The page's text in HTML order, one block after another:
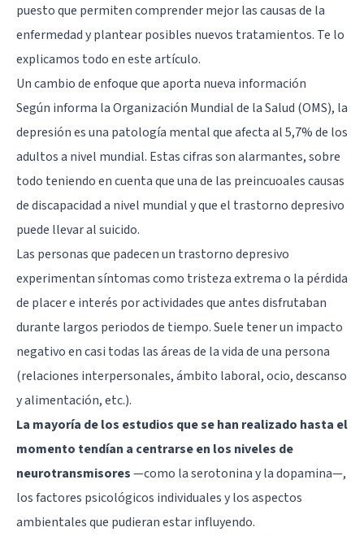
puesto que permiten comprender mejor las causas de la
enfermedad y plantear posibles nuevos tratamientos. Te lo
explicamos todo en este artículo.
Un cambio de enfoque que aporta nueva información
Según informa la Organización Mundial de la Salud (OMS), la
depresión es una patología mental que afecta al 5,7% de los
adultos a nivel mundial. Estas cifras son alarmantes, sobre
todo teniendo en cuenta que una de las preincuoales causas
de discapacidad a nivel mundial y que el trastorno depresivo
puede llevar al suicido.
Las personas que padecen un trastorno depresivo
experimentan síntomas como tristeza extrema o la pérdida
de placer e interés por actividades que antes disfrutaban
durante largos periodos de tiempo. Suele tener un impacto
negativo en casi todas las áreas de la vida de una persona
(relaciones interpersonales, ámbito laboral, ocio, descanso
y alimentación, etc.).
La mayoría de los estudios que se han realizado hasta el
momento tendían a centrarse en los niveles de
neurotransmisores—como la serotonina y la dopamina—,
los factores psicológicos individuales y los aspectos
ambientales que pudieran estar influyendo.